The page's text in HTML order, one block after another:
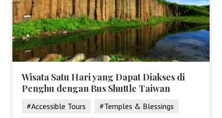
Wisata Satu Hari yang Dapat Diakses di
Penghu dengan Bus Shuttle Taiwan
#Accessible Tours
#Temples & Blessings